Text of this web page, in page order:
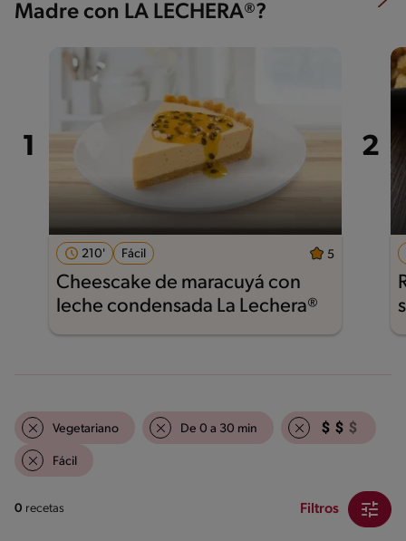
Madre con LA LECHERA®?
210' Fácil 5
Cheescake de maracuyá con
leche condensada La Lechera®
Vegetariano De 0 a 30 min
Fácil
0 recetas Filtros